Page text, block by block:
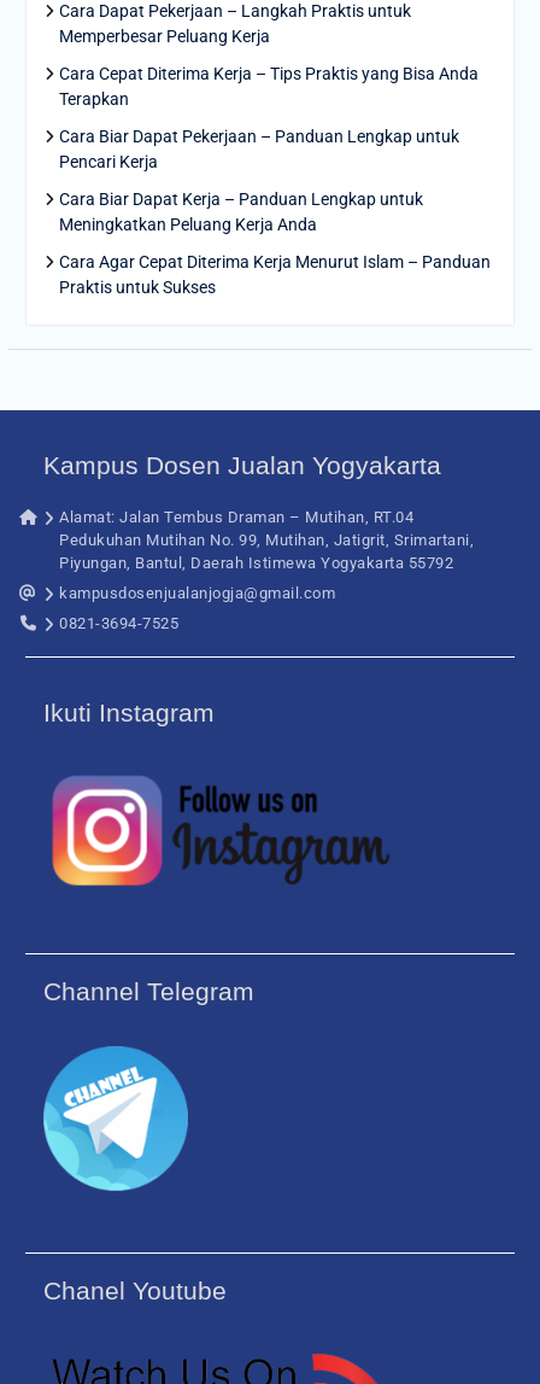
Cara Dapat Pekerjaan – Langkah Praktis untuk
Memperbesar Peluang Kerja
Cara Cepat Diterima Kerja – Tips Praktis yang Bisa Anda
Terapkan
Cara Biar Dapat Pekerjaan – Panduan Lengkap untuk
Pencari Kerja
Cara Biar Dapat Kerja – Panduan Lengkap untuk
Meningkatkan Peluang Kerja Anda
Cara Agar Cepat Diterima Kerja Menurut Islam – Panduan
Praktis untuk Sukses
Kampus Dosen Jualan Yogyakarta
Alamat: Jalan Tembus Draman – Mutihan, RT.04
Pedukuhan Mutihan No. 99, Mutihan, Jatigrit, Srimartani,
Piyungan, Bantul, Daerah Istimewa Yogyakarta 55792
kampusdosenjualanjogja@gmail.com
0821-3694-7525
Ikuti Instagram
Channel Telegram
Chanel Youtube